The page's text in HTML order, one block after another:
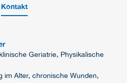
Kontakt
Geriatrie, Physikalische
im Alter, chronische Wunden,